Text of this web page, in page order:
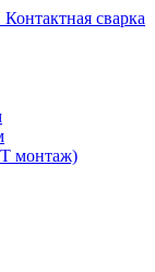
сварка
монтаж)